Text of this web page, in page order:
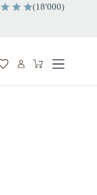
(18'000)
Carrello